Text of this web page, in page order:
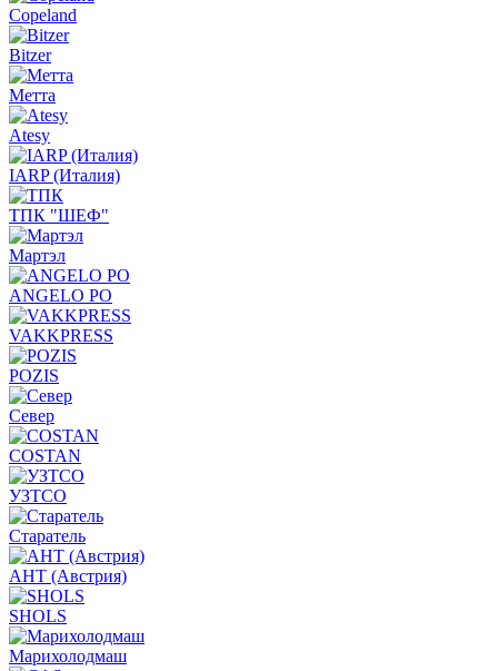
Copeland
Bitzer
Метта
Atesy
IARP (Италия)
ТПК "ШЕФ"
Мартэл
ANGELO PO
VAKKPRESS
POZIS
Север
COSTAN
УЗТСО
Старатель
АНТ (Австрия)
SHOLS
Марихолодмаш